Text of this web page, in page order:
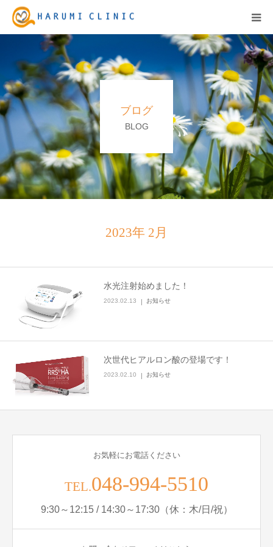
ブログ
BLOG
2023年 2月
水光注射始めました！
2023.02.13 お知らせ
次世代ヒアルロン酸の登場です！
2023.02.10 お知らせ
お気軽にお電話ください
TEL.048-994-5510
9:30～12:15 / 14:30～17:30（休：木/日/祝）
HOME
保険診療
自由診療&料金表
キャンペーン
お知らせ
ブログ
お問い合わせ